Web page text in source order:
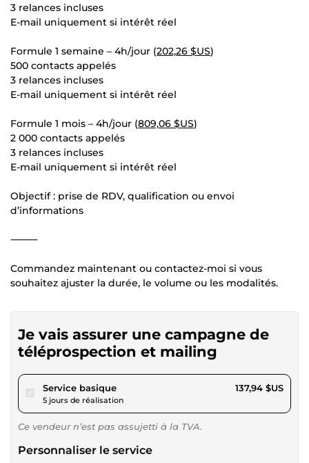
3 relances incluses
E-mail uniquement si intérêt réel
Formule 1 semaine – 4h/jour (202,26 $US)
500 contacts appelés
3 relances incluses
E-mail uniquement si intérêt réel
Formule 1 mois – 4h/jour (809,06 $US)
2 000 contacts appelés
3 relances incluses
E-mail uniquement si intérêt réel
Objectif : prise de RDV, qualification ou envoi
d’informations
⸻
Commandez maintenant ou contactez-moi si vous
souhaitez ajuster la durée, le volume ou les modalités.
Je vais assurer une campagne de
téléprospection et mailing
Service basiquepour 127,14 $US
5 jours de réalisation
137,94 $US
Ce vendeur n’est pas assujetti à la TVA.
Personnaliser le service